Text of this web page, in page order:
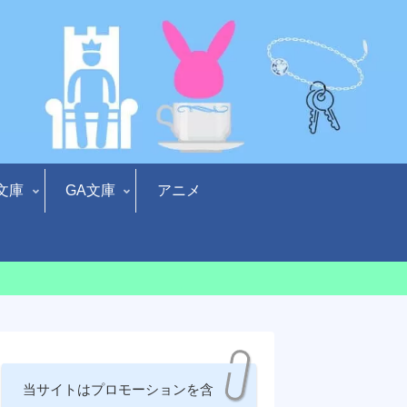
庫 GA文庫 アニメ
当サイトはプロモーションを含